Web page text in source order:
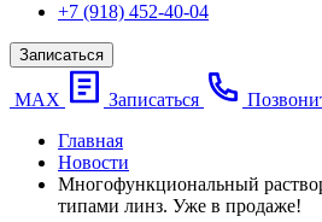
+7 (918) 452-40-04
Записаться
МАХ Записаться
Главная
Новости
Многофункциональный
типами линз. Уже в продаже!